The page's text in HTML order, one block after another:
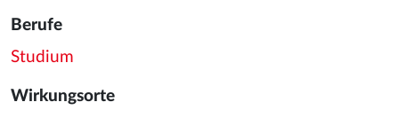
Berufe
Studium
Wirkungsorte